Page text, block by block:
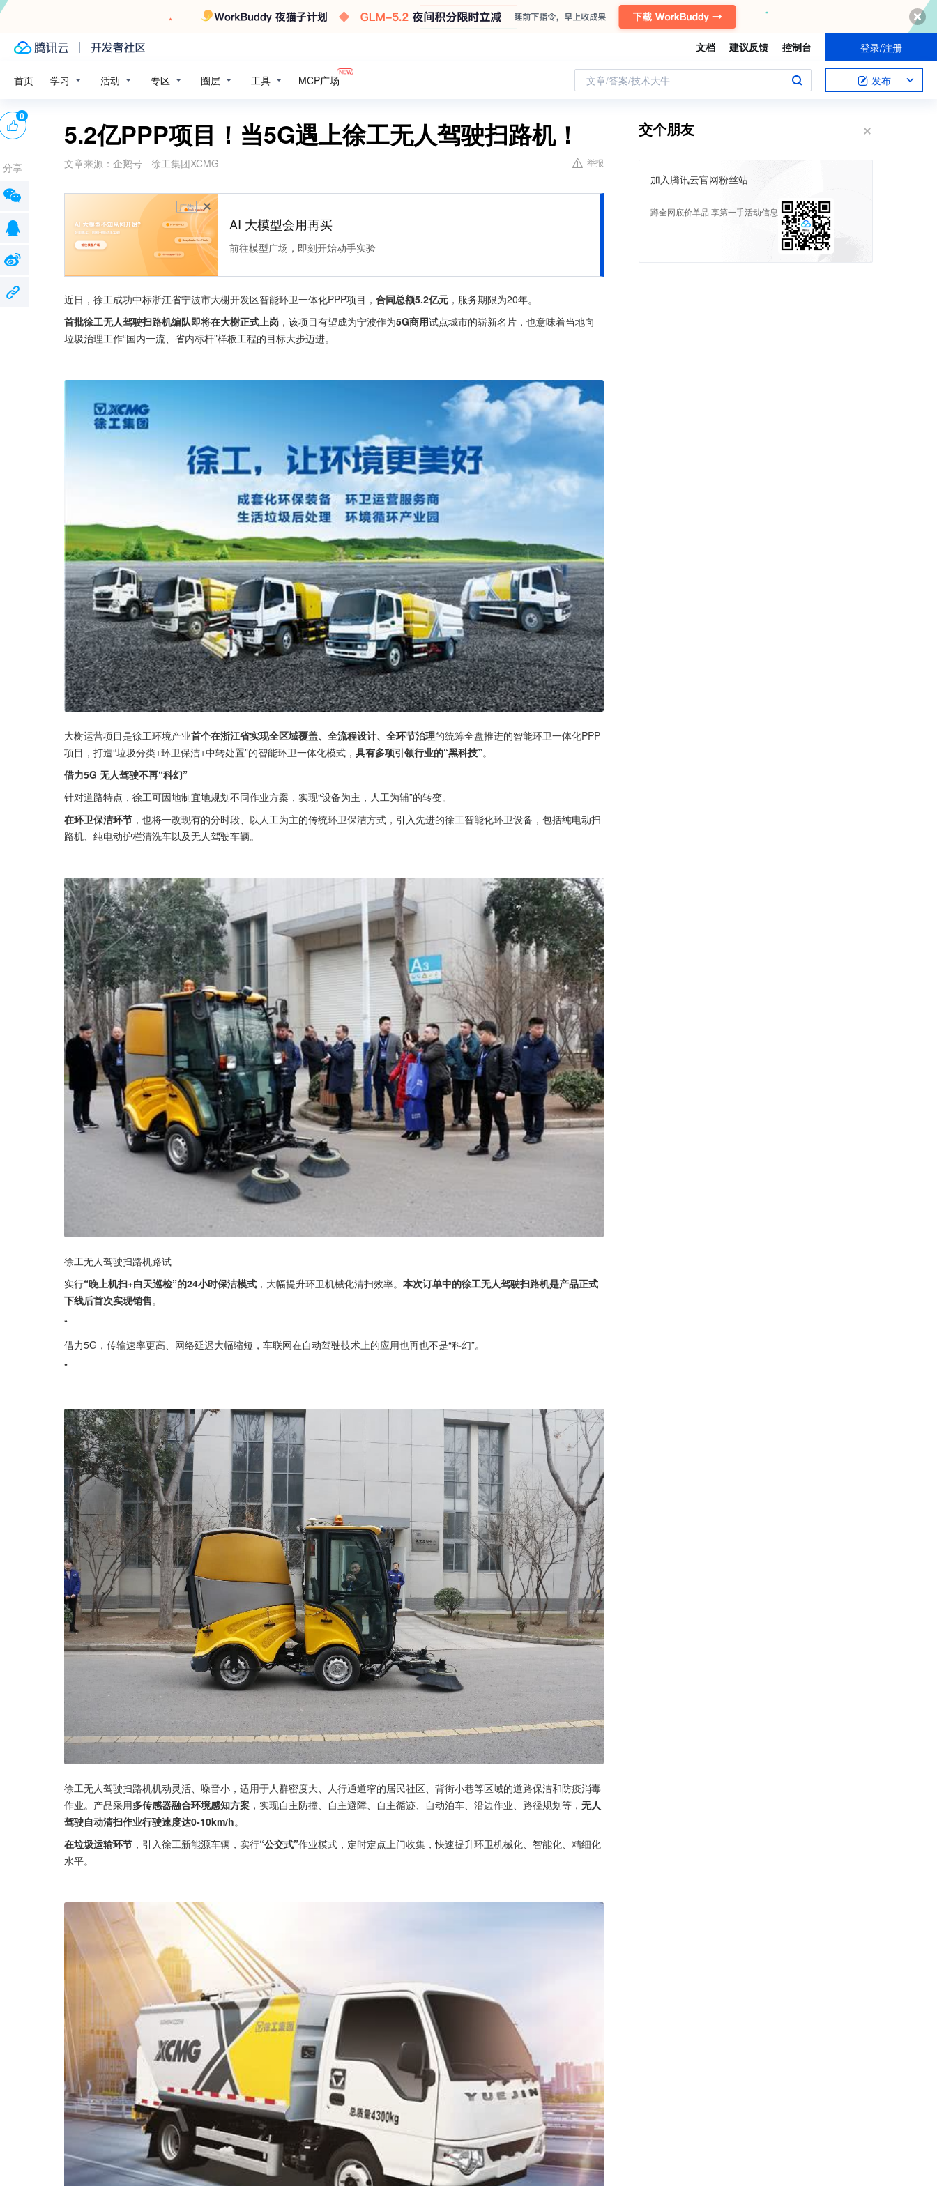
文档 建议反馈 控制台 登录/注册
首页 学习 活动 专区 圈层 工具 MCP广场 文章/答案/技术大牛 发布
5.2亿PPP项目！当5G遇上徐工无人驾驶扫路机！
文章来源： 企鹅号 - 徐工集团XCMG 举报
广告
AI 大模型会用再买
前往模型广场，即刻开始动手实验
近日，徐工成功中标浙江省宁波市大榭开发区智能环卫一体化PPP项目， 合同总额5.2亿元 ，服务期限为20年。
首批徐工无人驾驶扫路机编队即将在大榭正式上岗 ，该项目有望成为宁波作为5G商用试点城市的崭新名片，也意味着当地向
垃圾治理工作“国内一流、省内标杆”样板工程的目标大步迈进。
大榭运营项目是徐工环境产业首个在浙江省实现全区域覆盖、全流程设计、全环节治理的统筹全盘推进的智能环卫一体化PPP
项目，打造“垃圾分类+环卫保洁+中转处置”的智能环卫一体化模式， 具有多项引领行业的“黑科技”。
借力5G 无人驾驶不再“科幻”
针对道路特点，徐工可因地制宜地规划不同作业方案，实现“设备为主，人工为辅”的转变。
在环卫保洁环节 ，也将一改现有的分时段、以人工为主的传统环卫保洁方式，引入先进的徐工智能化环卫设备，包括纯电动扫
路机、纯电动护栏清洗车以及无人驾驶车辆。
徐工无人驾驶扫路机路试
实行“晚上机扫+白天巡检”的24小时保洁模式 ，大幅提升环卫机械化清扫效率。 本次订单中的徐工无人驾驶扫路机是产品正式
下线后首次实现销售。
“
借力5G，传输速率更高、网络延迟大幅缩短，车联网在自动驾驶技术上的应用也再也不是“科幻”。
”
徐工无人驾驶扫路机机动灵活、噪音小，适用于人群密度大、人行通道窄的居民社区、背街小巷等区域的道路保洁和防疫消毒
作业。产品采用多传感器融合环境感知方案 ，实现自主防撞、自主避障、自主循迹、自动泊车、沿边作业、路径规划等， 无人
驾驶自动清扫作业行驶速度达0-10km/h。
在垃圾运输环节 ，引入徐工新能源车辆，实行“公交式”作业模式，定时定点上门收集，快速提升环卫机械化、智能化、精细化
水平。
0
分享
交个朋友
加入腾讯云官网粉丝站
蹲全网底价单品 享第一手活动信息